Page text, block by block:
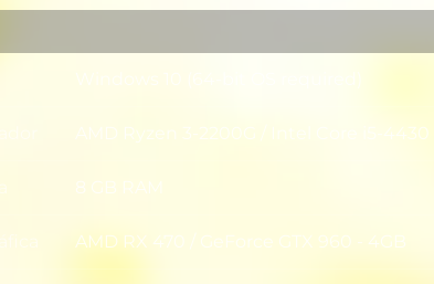
AMD Ryzen 3-2200G / Intel Core i5-4430
Memória
8 GB RAM
Placa gráfica
AMD RX 470 / GeForce GTX 960 - 4GB